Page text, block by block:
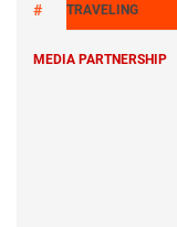
TRAVELING
MEDIA PARTNERSHIP